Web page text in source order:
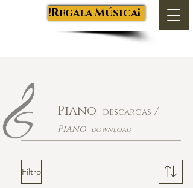
Salva Luján ¡Regala Música!
Piano descargas /
Piano download
Filtro